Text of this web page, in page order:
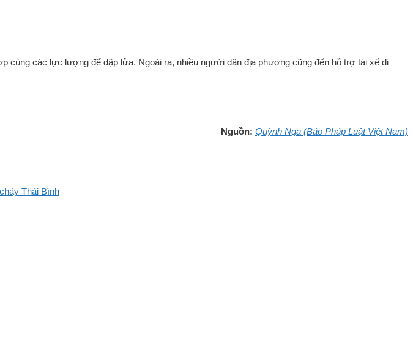
cùng các lực lượng để dập lửa. Ngoài ra, nhiều người dân địa phương cũng đến hỗ trợ tài xế di
Nguồn: Quỳnh Nga (Báo Pháp Luật Việt Nam)
Thái Bình